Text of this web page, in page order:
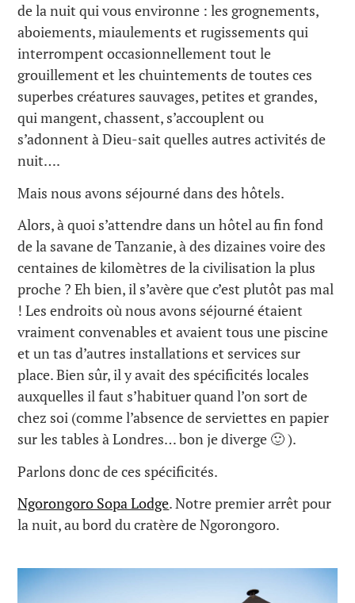
de la nuit qui vous environne : les grognements,
aboiements, miaulements et rugissements qui
interrompent occasionnellement tout le
grouillement et les chuintements de toutes ces
superbes créatures sauvages, petites et grandes,
qui mangent, chassent, s’accouplent ou
s’adonnent à Dieu-sait quelles autres activités de
nuit….
Mais nous avons séjourné dans des hôtels.
Alors, à quoi s’attendre dans un hôtel au fin fond
de la savane de Tanzanie, à des dizaines voire des
centaines de kilomètres de la civilisation la plus
proche ? Eh bien, il s’avère que c’est plutôt pas mal
! Les endroits où nous avons séjourné étaient
vraiment convenables et avaient tous une piscine
et un tas d’autres installations et services sur
place. Bien sûr, il y avait des spécificités locales
auxquelles il faut s’habituer quand l’on sort de
chez soi (comme l’absence de serviettes en papier
sur les tables à Londres… bon je diverge 🙂 ).
Parlons donc de ces spécificités.
Ngorongoro Sopa Lodge. Notre premier arrêt pour
la nuit, au bord du cratère de Ngorongoro.